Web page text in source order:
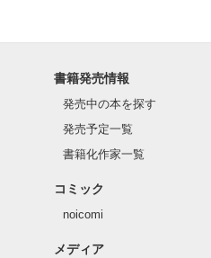
作品を読む
書籍発売情報
発売中の本を探す
発売予定一覧
書籍化作家一覧
コミック
noicomi
メディア